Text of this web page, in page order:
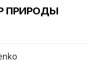
ПРИРОДЫ